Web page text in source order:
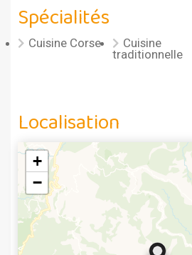
Spécialités
Cuisine Corse
Cuisine
traditionnelle
Localisation
+
−